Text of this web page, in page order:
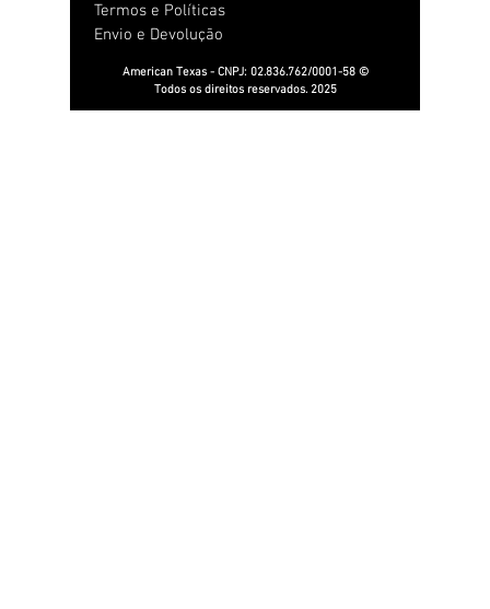
Termos e Políticas
Envio e Devolução
American Texas - CNPJ: 02.836.762/0001-58 ©
Todos os direitos reservados. 2025